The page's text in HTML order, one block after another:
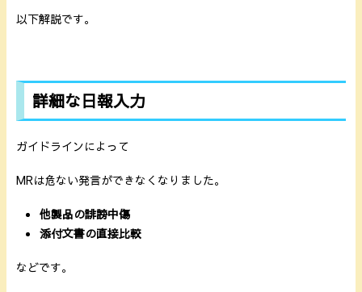
以下解説です。
詳細な日報入力
ガイドラインによって
MRは危ない発言ができなくなりました。
他製品の誹謗中傷
添付文書の直接比較
などです。